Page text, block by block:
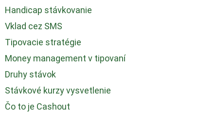
Handicap stávkovanie
Vklad cez SMS
Tipovacie stratégie
Money management v tipovaní
Druhy stávok
Stávkové kurzy vysvetlenie
Čo to je Cashout